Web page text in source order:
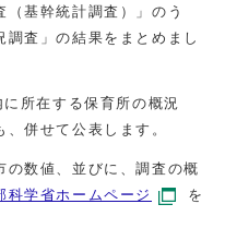
基幹統計調査）」のう
査」の結果をまとめまし
所在する保育所の概況
、併せて公表します。
数値、並びに、調査の概
科学省ホームページ
を